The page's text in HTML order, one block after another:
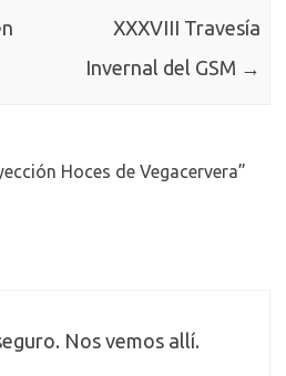
XXXVIII Travesía
Invernal del GSM →
Hoces de Vegacervera”
Nos vemos allí.